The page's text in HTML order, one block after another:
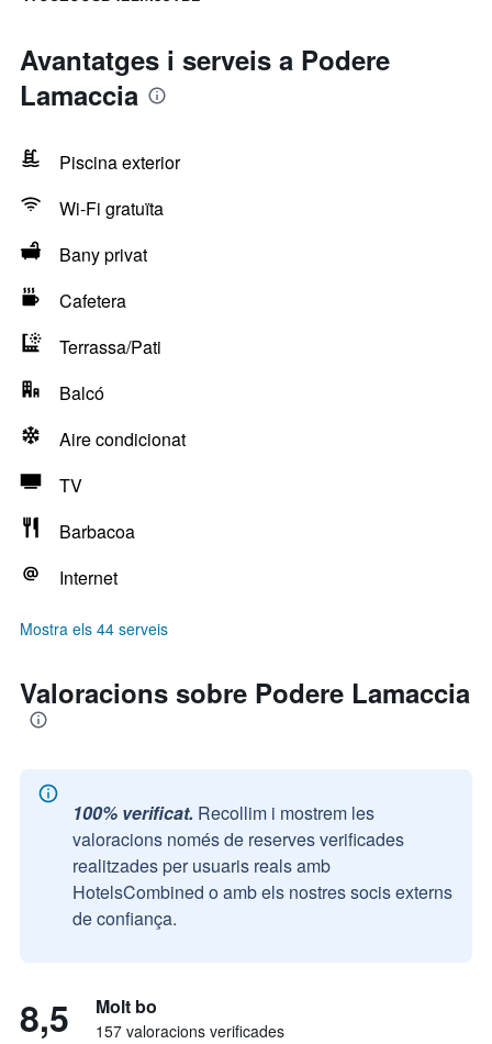
Avantatges i serveis a Podere
Lamaccia
Piscina exterior
Wi-Fi gratuïta
Bany privat
Cafetera
Terrassa/Pati
Balcó
Aire condicionat
TV
Barbacoa
Internet
Mostra els 44 serveis
Valoracions sobre Podere Lamaccia
100% verificat. Recollim i mostrem les
valoracions només de reserves verificades
realitzades per usuaris reals amb
HotelsCombined o amb els nostres socis externs
de confiança.
8,5 Molt bo
157 valoracions verificades